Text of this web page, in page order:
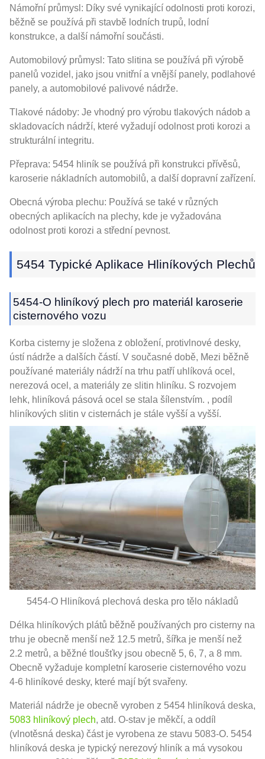
Námořní průmysl: Díky své vynikající odolnosti proti korozi,
běžně se používá při stavbě lodních trupů, lodní
konstrukce, a další námořní součásti.
Automobilový průmysl: Tato slitina se používá při výrobě
panelů vozidel, jako jsou vnitřní a vnější panely, podlahové
panely, a automobilové palivové nádrže.
Tlakové nádoby: Je vhodný pro výrobu tlakových nádob a
skladovacích nádrží, které vyžadují odolnost proti korozi a
strukturální integritu.
Přeprava: 5454 hliník se používá při konstrukci přívěsů,
karoserie nákladních automobilů, a další dopravní zařízení.
Obecná výroba plechu: Používá se také v různých
obecných aplikacích na plechy, kde je vyžadována
odolnost proti korozi a střední pevnost.
5454 Typické Aplikace Hliníkových Plechů
5454-O hliníkový plech pro materiál karoserie
cisternového vozu
Korba cisterny je složena z obložení, protivlnové desky,
ústí nádrže a dalších částí. V současné době, Mezi běžně
používané materiály nádrží na trhu patří uhlíková ocel,
nerezová ocel, a materiály ze slitin hliníku. S rozvojem
lehk, hliníková pásová ocel se stala šílenstvím. , podíl
hliníkových slitin v cisternách je stále vyšší a vyšší.
5454-O Hliníková plechová deska pro tělo nákladů
Délka hliníkových plátů běžně používaných pro cisterny na
trhu je obecně menší než 12.5 metrů, šířka je menší než
2.2 metrů, a běžné tloušťky jsou obecně 5, 6, 7, a 8 mm.
Obecně vyžaduje kompletní karoserie cisternového vozu
4-6 hliníkové desky, které mají být svařeny.
Materiál nádrže je obecně vyroben z 5454 hliníková deska,
5083 hliníkový plech, atd. O-stav je měkčí, a oddíl
(vlnotěsná deska) část je vyrobena ze stavu 5083-O. 5454
hliníková deska je typický nerezový hliník a má vysokou